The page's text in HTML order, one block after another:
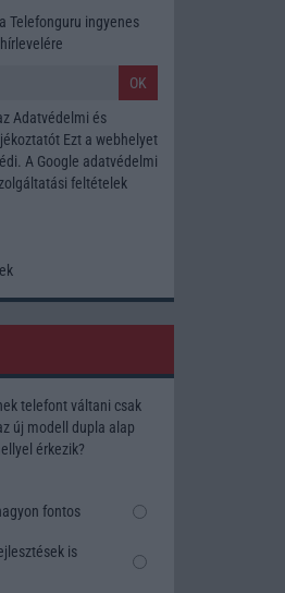
Telefonguru ingyenes
hírlevelére
OK
Adatvédelmi és
Ezt a webhelyet
A Google adatvédelmi
feltételek
telefont váltani csak
új modell dupla alap
érkezik?
fontos
is